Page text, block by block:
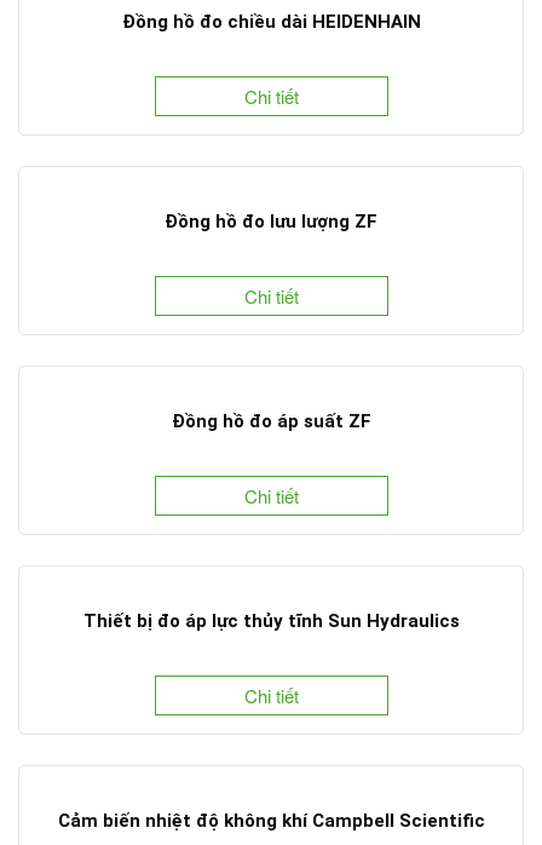
Đồng hồ đo chiều dài HEIDENHAIN
Chi tiết
Đồng hồ đo lưu lượng ZF
Chi tiết
Đồng hồ đo áp suất ZF
Chi tiết
Thiết bị đo áp lực thủy tĩnh Sun Hydraulics
Chi tiết
Cảm biến nhiệt độ không khí Campbell Scientific